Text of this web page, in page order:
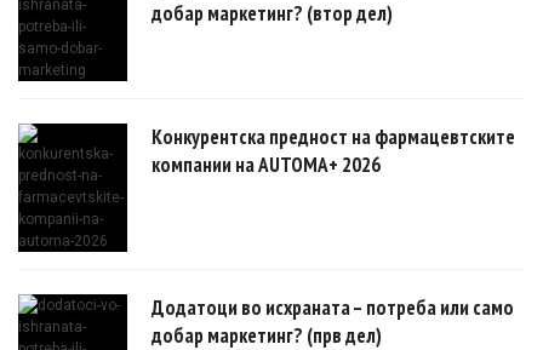
добар маркетинг? (втор дел)
Конкурентска предност на фармацевтските
компании на AUTOMA+ 2026
Додатоци во исхраната – потреба или само
добар маркетинг? (прв дел)